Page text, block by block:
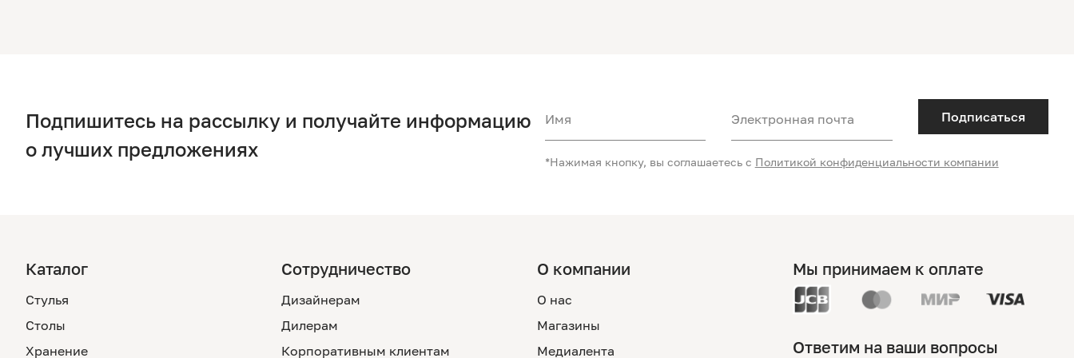
Подпишитесь на рассылку и получайте информацию
о лучших предложениях
Имя Электронная почта Подписаться
*Нажимая кнопку, вы соглашаетесь с Политикой конфиденциальности компании
Каталог
Стулья
Столы
Хранение
Сотрудничество
Дизайнерам
Дилерам
Корпоративным клиентам
О компании
О нас
Магазины
Медиалента
Мы принимаем к оплате
Ответим на ваши вопросы